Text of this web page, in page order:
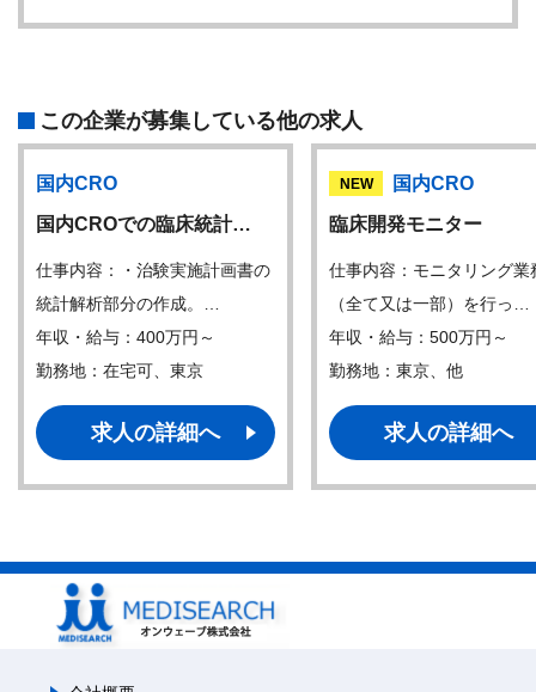
この企業が募集している他の求人
国内CRO
国内CROでの臨床統計…
仕事内容：・治験実施計画書の
統計解析部分の作成。…
年収・給与：400万円～
勤務地：在宅可、東京
求人の詳細へ
NEW
国内CRO
臨床開発モニター
仕事内容：モニタリング業
（全て又は一部）を行っ…
年収・給与：500万円～
勤務地：東京、他
求人の詳細へ